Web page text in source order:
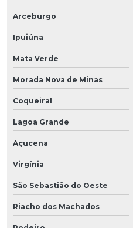
Arceburgo
Ipuiúna
Mata Verde
Morada Nova de Minas
Coqueiral
Lagoa Grande
Açucena
Virgínia
São Sebastião do Oeste
Riacho dos Machados